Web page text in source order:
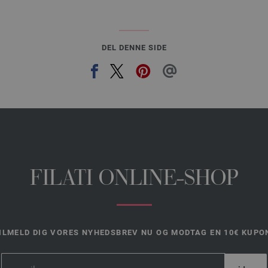
DEL DENNE SIDE
FILATI ONLINE-SHOP
DIG VORES NYHEDSBREV NU OG MODTAG EN 10€